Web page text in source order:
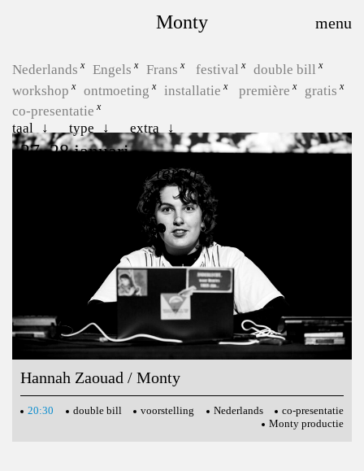
Monty
Nederlands Engels Frans festival
double bill
workshop
ontmoeting installatie première
gratis
co-presentatie
taal
type extra
27, 28 januari
Hoe zeg je “kom terug”?
Hannah Zaouad / Monty
20:30 double bill voorstelling Nederlands
co-presentatie
Monty productie